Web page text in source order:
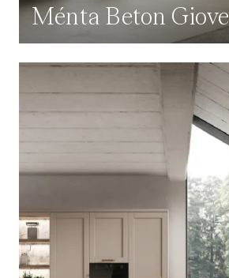
Ménta Beton Giove